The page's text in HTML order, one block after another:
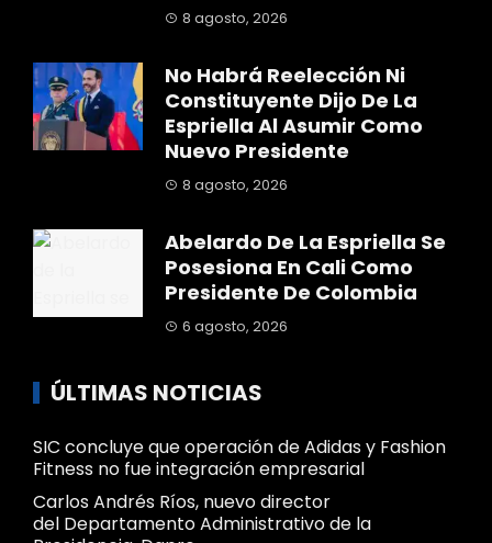
8 agosto, 2026
No Habrá Reelección Ni
Constituyente Dijo De La
Espriella Al Asumir Como
Nuevo Presidente
8 agosto, 2026
Abelardo De La Espriella Se
Posesiona En Cali Como
Presidente De Colombia
6 agosto, 2026
ÚLTIMAS NOTICIAS
SIC concluye que operación de Adidas y Fashion
Fitness no fue integración empresarial
Carlos Andrés Ríos, nuevo director
del Departamento Administrativo de la